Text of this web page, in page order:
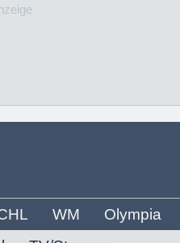
WM
Olympia